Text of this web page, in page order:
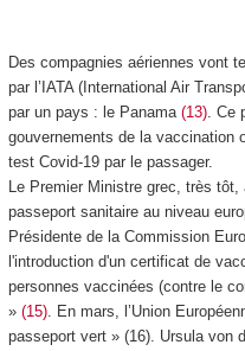
Des compagnies aériennes vont
par l’IATA (International Air
par un pays : le Panama (13). Ce
gouvernements de la vaccination
test Covid-19 par le passager.
Le Premier Ministre grec, très
passeport sanitaire au niveau
Présidente de la Commission
l'introduction d'un certificat de
personnes vaccinées (contre le
» (15). En mars, l’Union
passeport vert » (16). Ursula von